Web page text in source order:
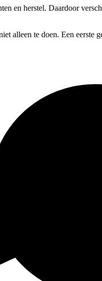
en herstel. Daardoor
alleen te doen. Een eerste